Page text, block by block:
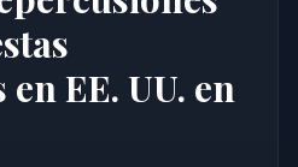
EE. UU. en